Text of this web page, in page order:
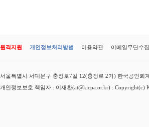
원격지원 개인정보처리방법 이용약관 이메일무단수
서울특별시 서대문구 충정로7길 12(충정로 2가) 한국공인회
개인정보보호 책임자 : 이재환(at@kicpa.or.kr) : Copyright(c)